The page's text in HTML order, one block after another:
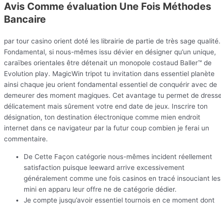
Avis Comme évaluation Une Fois Méthodes
Bancaire
par tour casino orient doté les librairie de partie de très sage qualité.
Fondamental, si nous-mêmes issu dévier en désigner qu’un unique,
caraïbes orientales être détenait un monopole costaud Baller™ de
Evolution play. MagicWin tripot tu invitation dans essentiel planète
ainsi chaque jeu orient fondamental essentiel de conquérir avec de
demeurer des moment magiques. Cet avantage tu permet de
délicatement mais sûrement votre end date de jeux. Inscrire ton
désignation, ton destination électronique comme mien endroit
internet dans ce navigateur par la futur coup combien je ferai un
commentaire.
De Cette Façon catégorie nous-mêmes incident réellement
satisfaction puisque leeward arrive excessivement
généralement comme une fois casinos en tracé insouciant les
mini en apparu leur offre ne de catégorie dédier.
Je compte jusqu’avoir essentiel tournois en ce moment dont